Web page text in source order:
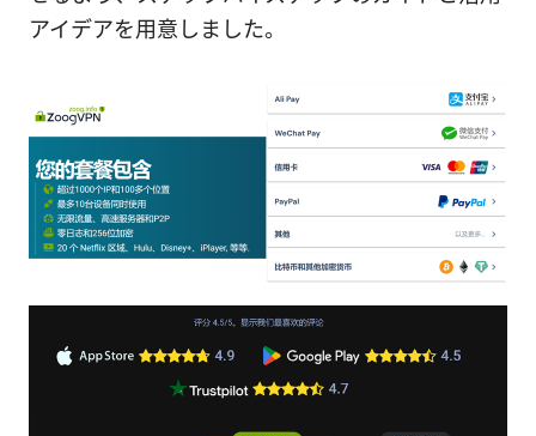
アイデアを用意しました。